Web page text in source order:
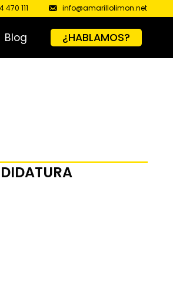
470 111 info@amarillolimon.net
Blog ¿HABLAMOS?